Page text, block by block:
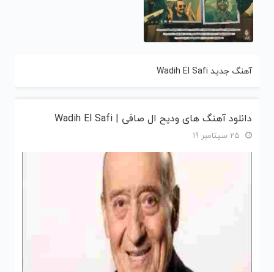
آهنگ جدید Wadih El Safi
دانلود آهنگ های ودیح ال صافی | Wadih El Safi